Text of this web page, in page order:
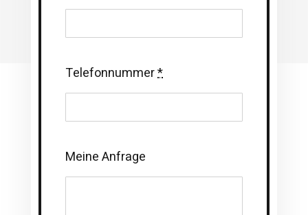
Telefonnummer*
Meine Anfrage